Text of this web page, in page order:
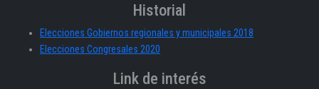
Historial
Elecciones Gobiernos regionales y municipales 2018
Elecciones Congresales 2020
Link de interés